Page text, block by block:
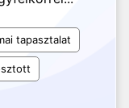
tapasztalat